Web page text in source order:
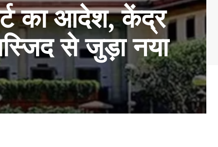
का आदेश, केंद्र
से जुड़ा नया